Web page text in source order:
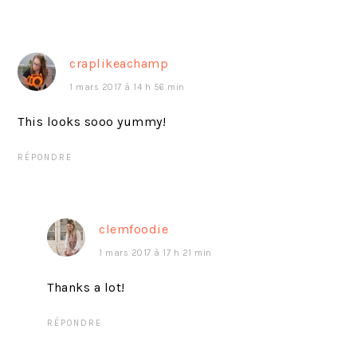
craplikeachamp
1 mars 2017 à 14 h 56 min
This looks sooo yummy!
RÉPONDRE
clemfoodie
1 mars 2017 à 17 h 21 min
Thanks a lot!
RÉPONDRE